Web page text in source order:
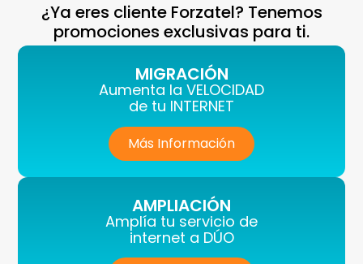
¿Ya eres cliente Forzatel? Tenemos
promociones exclusivas para ti.
MIGRACIÓN
Aumenta la VELOCIDAD
de tu INTERNET
Más Información
AMPLIACIÓN
Amplía tu servicio de
internet a DÚO